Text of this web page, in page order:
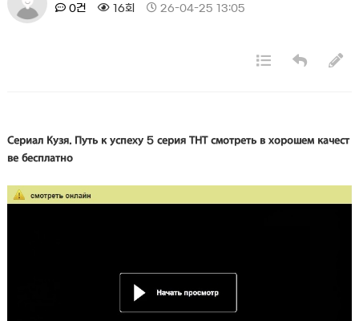
0건
16회 26-04-25 13:05
Сериал Кузя. Путь к успеху 5 серия ТНТ смотреть в хорошем качест
ве бесплатно